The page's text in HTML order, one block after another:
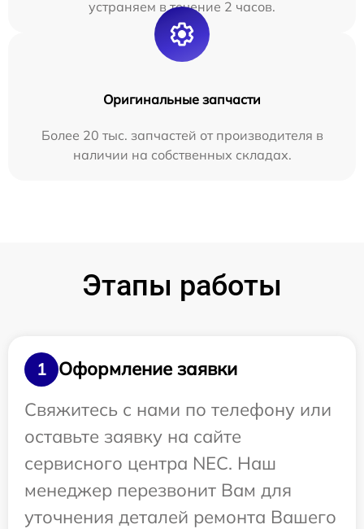
устраняем в течение 2 часов.
Оригинальные запчасти
Более 20 тыс. запчастей от производителя в
наличии на собственных складах.
Этапы работы
1
Оформление заявки
Свяжитесь с нами по телефону или
оставьте заявку на сайте
сервисного центра NEC. Наш
менеджер перезвонит Вам для
уточнения деталей ремонта Вашего